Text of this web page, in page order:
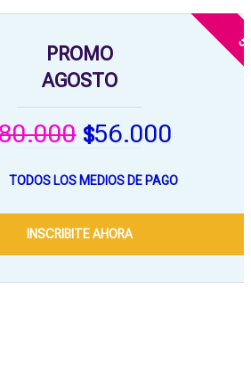
PROMO
AGOSTO
$56.000
TODOS LOS MEDIOS DE PAGO
INSCRIBITE AHORA